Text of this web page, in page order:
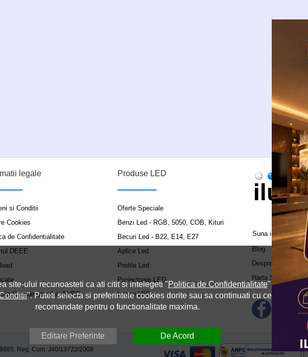
legale
si Conditii
Cookies
de Confidentialitate
DEEE
Consumatorului: ANPC
Produse LED
Oferte Speciale
Benzi Led - RGB, 5050, COB, Kituri
Becuri Led - B22, E14, E27
Aplice Led
Profile Led
Proiectoare LED
Lustre LED
Suna in call center:
Blog
Despre Noi
Harta Site
Reg. Com. J40/13722/2008
site-ului recunoasteti ca ati citit si intelegeti "Politica de Confidentialitate" si
". Puteti selecta si preferintele cookies dorite sau sa continuati cu cele
recomandate pentru o functionalitate maxima.
Editare Preferinte De Acord